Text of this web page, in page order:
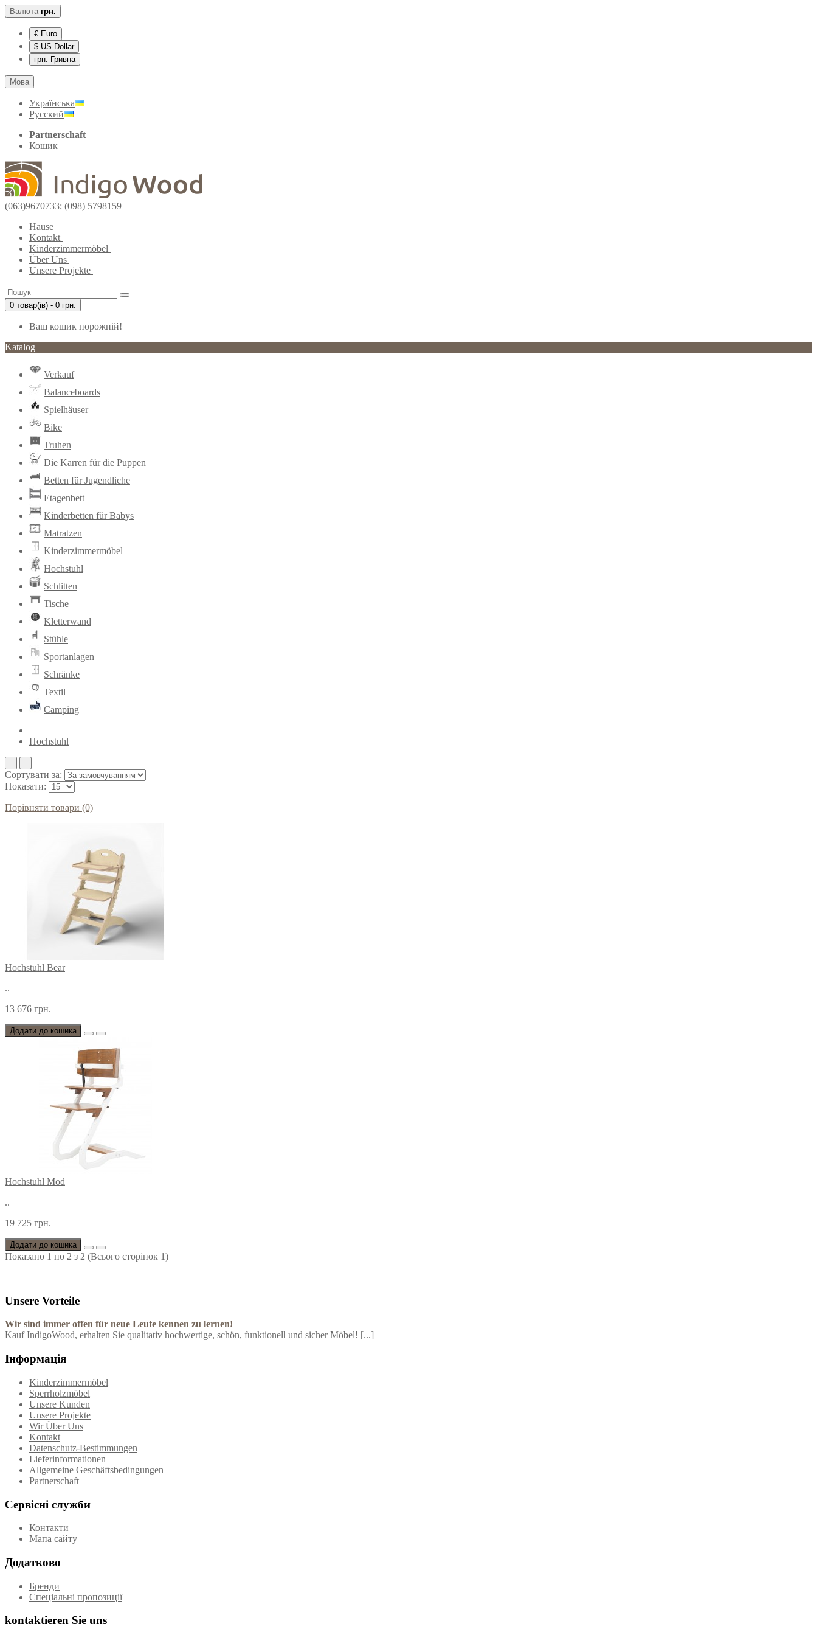
Валюта грн.
€ Euro
$ US Dollar
грн. Гривна
Мова
Українська
Русский
Partnerschaft
Кошик
(063)9670733; (098) 5798159
Hause
Kontakt
Kinderzimmermöbel
Über Uns
Unsere Projekte
0 товар(ів) - 0 грн.
Ваш кошик порожній!
Katalog
Verkauf
Balanceboards
Spielhäuser
Bike
Truhen
Die Karren für die Puppen
Betten für Jugendliche
Etagenbett
Kinderbetten für Babys
Matratzen
Kinderzimmermöbel
Hochstuhl
Schlitten
Tische
Kletterwand
Stühle
Sportanlagen
Schränke
Textil
Camping
Hochstuhl
Сортувати за:
Показати:
Порівняти товари (0)
Hochstuhl Bear
..
13 676 грн.
Додати до кошика
Hochstuhl Mod
..
19 725 грн.
Додати до кошика
Показано 1 по 2 з 2 (Всього сторінок 1)
Unsere Vorteile
Wir sind immer offen für neue Leute kennen zu lernen!
Kauf IndigoWood, erhalten Sie qualitativ hochwertige, schön, funktionell und sicher Möbel! [...]
Інформація
Kinderzimmermöbel
Sperrholzmöbel
Unsere Kunden
Unsere Projekte
Wir Über Uns
Kontakt
Datenschutz-Bestimmungen
Lieferinformationen
Allgemeine Geschäftsbedingungen
Partnerschaft
Сервісні служби
Контакти
Мапа сайту
Додатково
Бренди
Спеціальні пропозиції
kontaktieren Sie uns